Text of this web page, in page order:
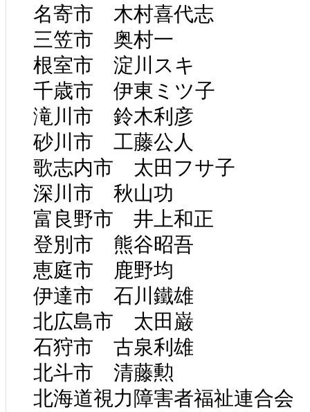
名寄市 木村喜代志
三笠市 奥村一
根室市 淀川スキ
千歳市 伊東ミツ子
滝川市 鈴木利彦
砂川市 工藤公人
歌志内市 太田フサ子
深川市 秋山功
富良野市 井上和正
登別市 熊谷昭吾
恵庭市 鹿野均
伊達市 石川鐵雄
北広島市 太田巌
石狩市 古泉利雄
北斗市 清藤勲
北海道視力障害者福祉連合